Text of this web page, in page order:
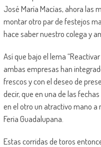
José María Macías, ahora las
montar otro par de festejos
hace saber nuestro colega y
Así que bajo el lema
ambas empresas han
frescos y con el deseo de
decir, que en una de las
en el otro un atractivo mano
Feria Guadalupana.
Estas corridas de toros